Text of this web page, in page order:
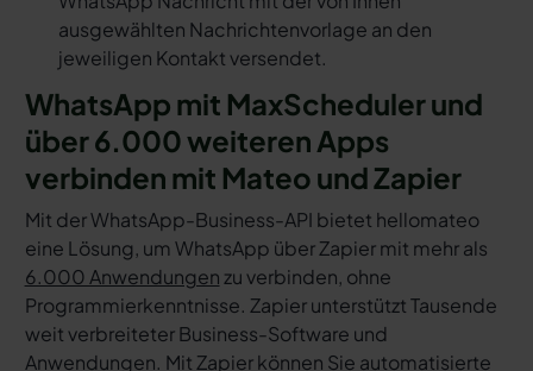
ausgewählten Nachrichtenvorlage an den
jeweiligen Kontakt versendet.
WhatsApp mit MaxScheduler und
über 6.000 weiteren Apps
verbinden mit Mateo und Zapier
Mit der WhatsApp-Business-API bietet hellomateo
eine Lösung, um WhatsApp über Zapier mit mehr als
6.000 Anwendungenzu verbinden, ohne
Programmierkenntnisse. Zapier unterstützt Tausende
weit verbreiteter Business-Software und
Anwendungen. Mit Zapier können Sie automatisierte